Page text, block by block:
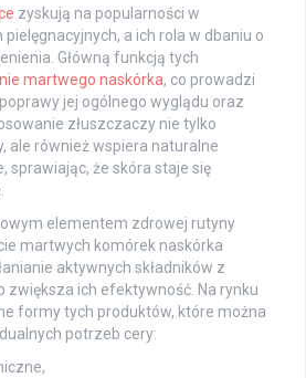
zyskują na popularności w
pielęgnacyjnych, a ich rola w dbaniu o
Główną funkcją tych
martwego naskórka, co prowadzi
jej ogólnego wyglądu oraz
złuszczaczy nie tylko
ale również wspiera naturalne
sprawiając, że skóra staje się
elementem zdrowej rutyny
martwych komórek naskórka
aktywnych składników z
zwiększa ich efektywność. Na rynku
formy tych produktów, które można
potrzeb cery: